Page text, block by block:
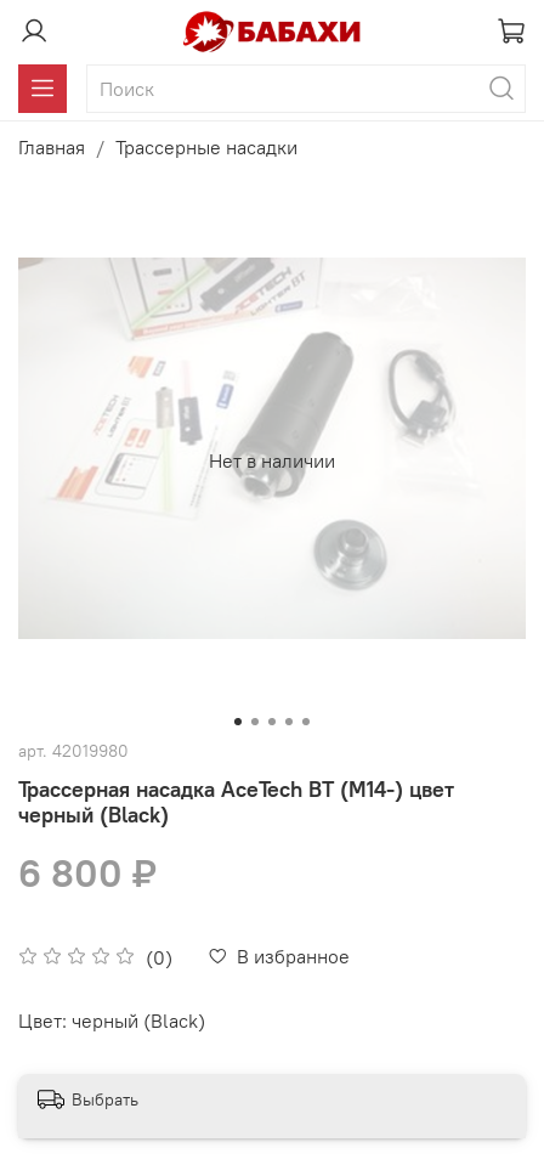
Главная Трассерные насадки
Нет в наличии
арт. 42019980
Трассерная насадка AceTech BT (M14-) цвет
черный (Black)
(0) В избранное
6 800 ₽
Цвет: черный (Black)
Выбрать